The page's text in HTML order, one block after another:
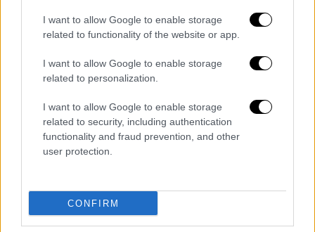
I want to allow Google to enable storage
related to functionality of the website or app.
I want to allow Google to enable storage
related to personalization.
I want to allow Google to enable storage
related to security, including authentication
functionality and fraud prevention, and other
user protection.
CONFIRM
ότι, σε αντίθεση με το Σύνταγμα και τη
Λεωφόρο Βασιλίσσης Ολγας, η
Πανεπιστημίου πάει λιγότερο καλά, αν και
όπως υποστήριξε, «κυκλοφοριακά
Στην Πανεπιστημίου ο Μεγάλος
Περίπατος «βγήκε και δεν βγήκε», «αυτή
είναι η ειλικρινής απάντηση που μπορώ
δώσω», ανέφερε ο δήμαρχος Αθηναίων,
ήταν και τόσο επιτυχημένο όσο περίμενε.
Σημειώνεται, ότι η «πιλοτική εφαρμογή» του